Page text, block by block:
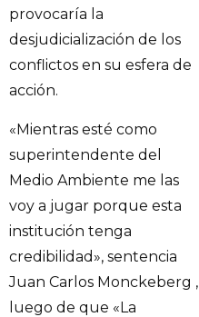
provocaría la
desjudicialización de los
conflictos en su esfera de
acción.
«Mientras esté como
superintendente del
Medio Ambiente me las
voy a jugar porque esta
institución tenga
credibilidad», sentencia
Juan Carlos Monckeberg ,
luego de que «La